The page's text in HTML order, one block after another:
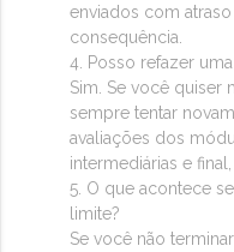
enviados com
consequência.
4. Posso refazer
Sim. Se você quiser
sempre tentar
avaliações dos
intermediárias e
5. O que acontece
limite?
Se você não